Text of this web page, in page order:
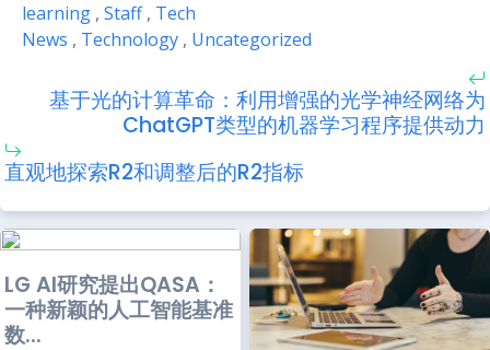
learning , Staff , Tech
News , Technology , Uncategorized
基于光的计算革命：利用增强的光学神经网络为
ChatGPT类型的机器学习程序提供动力
直观地探索R2和调整后的R2指标
LG AI研究提出QASA：
一种新颖的人工智能基准
数...